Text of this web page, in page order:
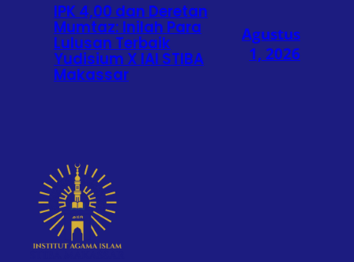
IPK 4,00 dan Deretan
Mumtaz: Inilah Para
Lulusan Terbaik
Yudisium X IAI STIBA
Makassar
Agustus
1, 2026